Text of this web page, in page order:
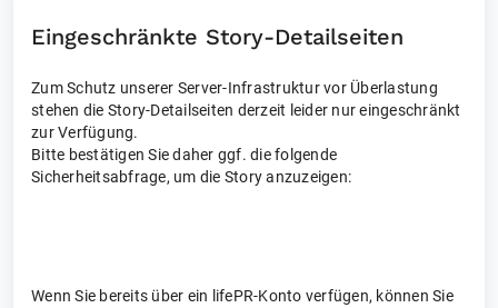
Eingeschränkte Story-Detailseiten
Zum Schutz unserer Server-Infrastruktur vor Überlastung
stehen die Story-Detailseiten derzeit leider nur eingeschränkt
zur Verfügung.
Bitte bestätigen Sie daher ggf. die folgende
Sicherheitsabfrage, um die Story anzuzeigen:
Wenn Sie bereits über ein lifePR-Konto verfügen, können Sie